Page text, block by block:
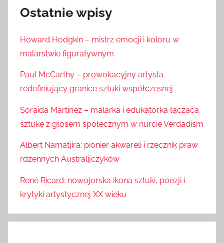
Ostatnie wpisy
Howard Hodgkin – mistrz emocji i koloru w
malarstwie figuratywnym
Paul McCarthy – prowokacyjny artysta
redefiniujący granice sztuki współczesnej
Soraida Martinez – malarka i edukatorka łącząca
sztukę z głosem społecznym w nurcie Verdadism
Albert Namatjira: pionier akwareli i rzeczniķ praw
rdzennych Australijczyków
René Ricard: nowojorska ikona sztuki, poezji i
krytyki artystycznej XX wieku